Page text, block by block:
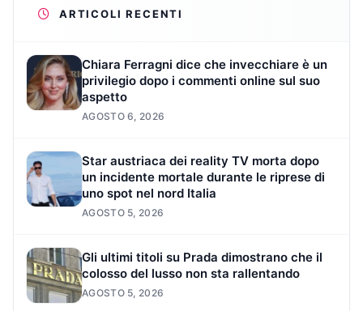
ARTICOLI RECENTI
Chiara Ferragni dice che invecchiare è un
privilegio dopo i commenti online sul suo
aspetto
AGOSTO 6, 2026
Star austriaca dei reality TV morta dopo
un incidente mortale durante le riprese di
uno spot nel nord Italia
AGOSTO 5, 2026
Gli ultimi titoli su Prada dimostrano che il
colosso del lusso non sta rallentando
AGOSTO 5, 2026